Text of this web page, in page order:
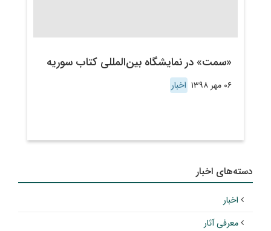
«سمت» در نمایشگاه بین‌المللی کتاب سوریه
۰۶ مهر ۱۳۹۸ اخبار
دسته‌های اخبار
اخبار
معرفی آثار